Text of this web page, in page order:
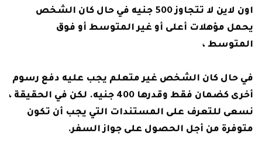
اون لاين لا تتجاوز 500 جنيه في حال كان الشخص
يحمل مؤهلات أعلى أو غير المتوسط ​​أو فوق
المتوسط ​​،
في حال كان الشخص غير متعلم يجب عليه دفع رسوم
أخرى كضمان فقط وقدرها 400 جنيه. لكن في الحقيقة ،
نسعى للتعرف على المستندات التي يجب أن تكون
متوفرة من أجل الحصول على جواز السفر.